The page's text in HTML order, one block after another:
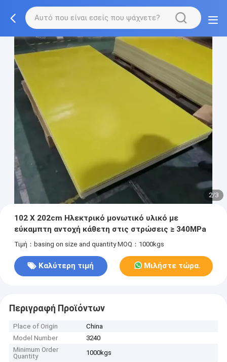
2/3
102 X 202cm Ηλεκτρικό μονωτικό υλικό με
εύκαμπτη αντοχή κάθετη στις στρώσεις ≥ 340MPa
Τιμή：basing on size and quantity MOQ：1000kgs
Καλύτερη τιμή Μιλήστε τώρα.
Περιγραφή Προϊόντων
Place of Origin
China
Model Number
3240
Minimum Order
Quantity
1000kgs